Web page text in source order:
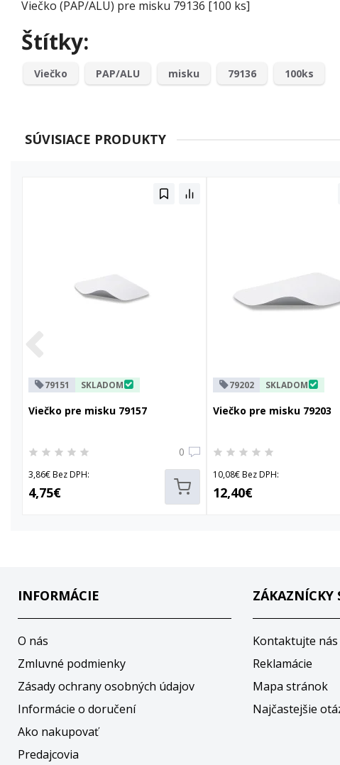
Viečko (PAP/ALU) pre misku 79136 [100 ks]
Štítky:
Viečko PAP/ALU misku 79136 100ks
SÚVISIACE PRODUKTY
79151 SKLADOM
Viečko pre misku 79157
0
3,86€ Bez DPH:
4,75€
79202 SKLADOM
Viečko pre misku 79203
10,08€ Bez DPH:
12,40€
INFORMÁCIE
O nás
Zmluvné podmienky
Zásady ochrany osobných údajov
Informácie o doručení
Ako nakupovať
Predajcovia
ZÁKAZNÍCKY
Kontaktujte nás
Reklamácie
Mapa stránok
Najčastejšie